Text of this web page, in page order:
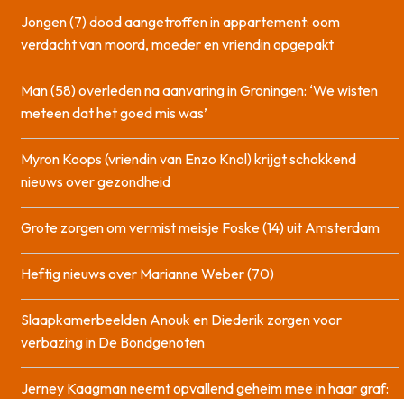
Jongen (7) dood aangetroffen in appartement: oom
verdacht van moord, moeder en vriendin opgepakt
Man (58) overleden na aanvaring in Groningen: ‘We wisten
meteen dat het goed mis was’
Myron Koops (vriendin van Enzo Knol) krijgt schokkend
nieuws over gezondheid
Grote zorgen om vermist meisje Foske (14) uit Amsterdam
Heftig nieuws over Marianne Weber (70)
Slaapkamerbeelden Anouk en Diederik zorgen voor
verbazing in De Bondgenoten
Jerney Kaagman neemt opvallend geheim mee in haar graf: